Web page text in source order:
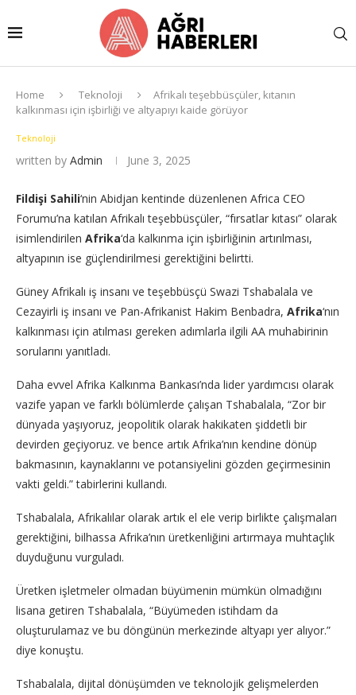
Home Teknoloji
Afrikalı teşebbüsçüler, kıtanın
kalkınması için işbirliği ve altyapıyı kaide görüyor
Teknoloji
written by Admin June 3, 2025
Fildişi Sahili‘nin Abidjan kentinde düzenlenen Africa CEO
Forumu’na katılan Afrikalı teşebbüsçüler, “fırsatlar kıtası” olarak
isimlendirilen Afrika‘da kalkınma için işbirliğinin artırılması,
altyapının ise güçlendirilmesi gerektiğini belirtti.
Güney Afrikalı iş insanı ve teşebbüsçü Swazi Tshabalala ve
Cezayirli iş insanı ve Pan-Afrikanist Hakim Benbadra, Afrika‘nın
kalkınması için atılması gereken adımlarla ilgili AA muhabirinin
sorularını yanıtladı.
Daha evvel Afrika Kalkınma Bankası’nda lider yardımcısı olarak
vazife yapan ve farklı bölümlerde çalışan Tshabalala, “Zor bir
dünyada yaşıyoruz, jeopolitik olarak hakikaten şiddetli bir
devirden geçiyoruz. ve bence artık Afrika’nın kendine dönüp
bakmasının, kaynaklarını ve potansiyelini gözden geçirmesinin
vakti geldi.” tabirlerini kullandı.
Tshabalala, Afrikalılar olarak artık el ele verip birlikte çalışmaları
gerektiğini, bilhassa Afrika’nın üretkenliğini artırmaya muhtaçlık
duyduğunu vurguladı.
Üretken işletmeler olmadan büyümenin mümkün olmadığını
lisana getiren Tshabalala, “Büyümeden istihdam da
oluşturulamaz ve bu döngünün merkezinde altyapı yer alıyor.”
diye konuştu.
Tshabalala, dijital dönüşümden ve teknolojik gelişmelerden